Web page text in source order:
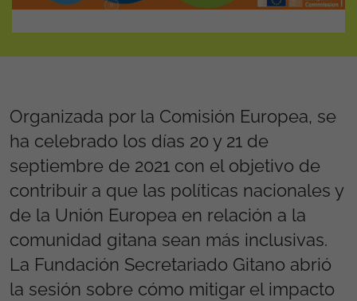
Organizada por la Comisión Europea, se
ha celebrado los días 20 y 21 de
septiembre de 2021 con el objetivo de
contribuir a que las políticas nacionales y
de la Unión Europea en relación a la
comunidad gitana sean más inclusivas.
La Fundación Secretariado Gitano abrió
la sesión sobre cómo mitigar el impacto